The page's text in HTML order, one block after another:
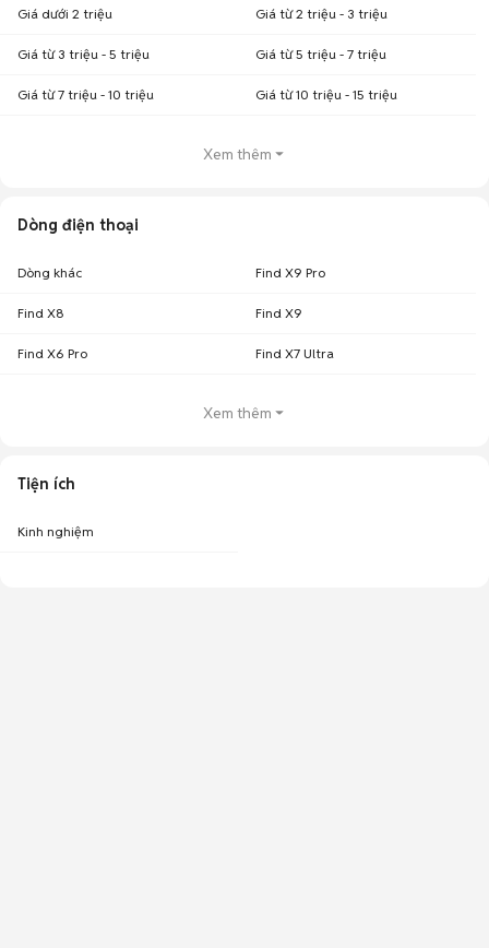
Giá dưới 2 triệu Giá từ 2 triệu - 3 triệu
Giá từ 3 triệu - 5 triệu Giá từ 5 triệu - 7 triệu
Giá từ 7 triệu - 10 triệu Giá từ 10 triệu - 15 triệu
Xem thêm
Dòng điện thoại
Dòng khác Find X9 Pro
Find X8 Find X9
Find X6 Pro Find X7 Ultra
Xem thêm
Tiện ích
Kinh nghiệm